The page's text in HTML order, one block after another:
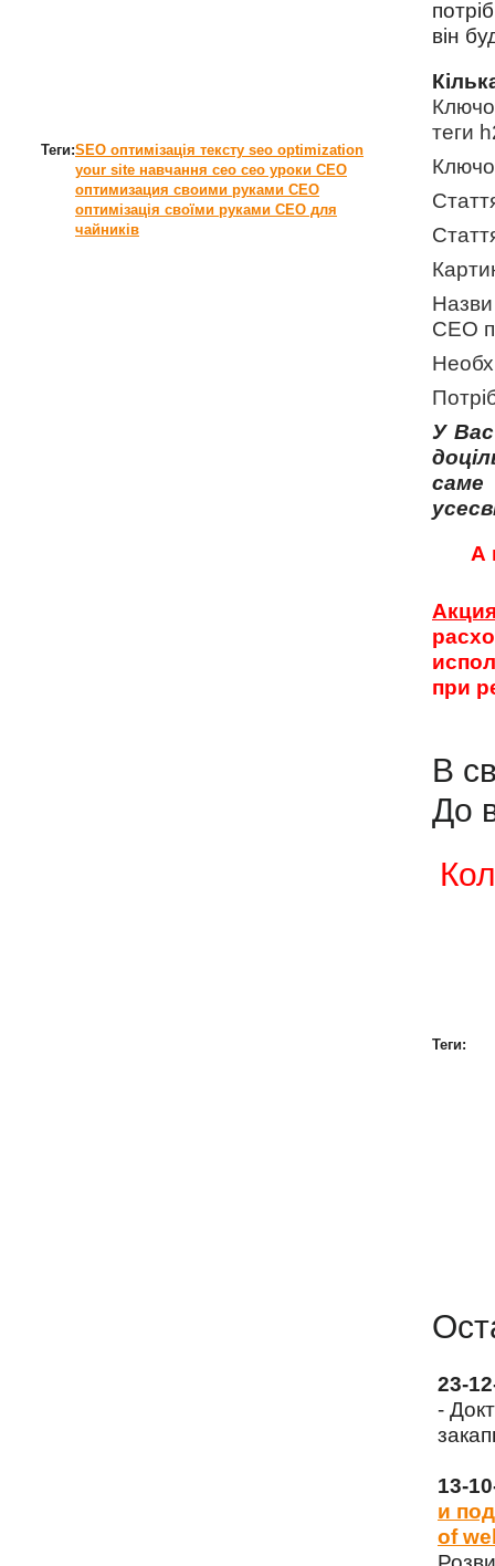
Теги:SEO оптимізація тексту seo optimization
your site навчання сео сео уроки СЕО
оптимизация своими руками СЕО
оптимізація своїми руками СЕО для
чайників
він
теги
Назви
СЕО
У Вас
саме
А
при
В
До
Теги:
23-
-
13-
и
of